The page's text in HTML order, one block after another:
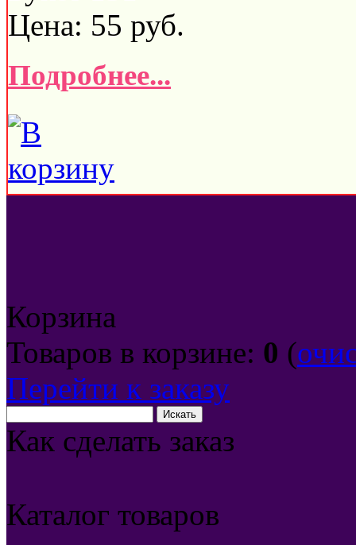
Цена: 55 руб.
Подробнее...
Корзина
Товаров в корзине: 0 (
Перейти к заказу
Как сделать заказ
Каталог товаров